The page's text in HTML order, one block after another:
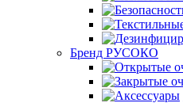
Бренд РУСОКО